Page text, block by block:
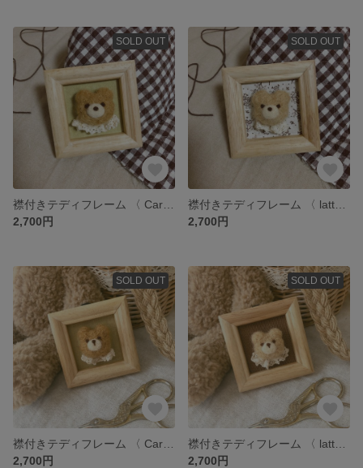
SOLD OUT
2,700円
SOLD OUT
2,700円
SOLD OUT
2,700円
SOLD OUT
2,700円